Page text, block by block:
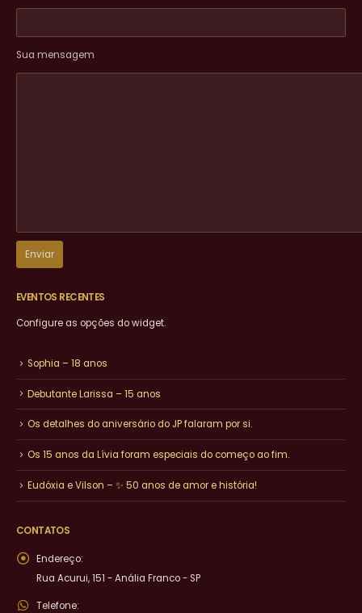
Sua mensagem
EVENTOS RECENTES
Configure as opções do widget.
Sophia – 18 anos
Debutante Larissa – 15 anos
Os detalhes do aniversário do JP falaram por si.
Os 15 anos da Lívia foram especiais do começo ao fim.
Eudóxia e Vilson – ✨ 50 anos de amor e história!
CONTATOS
Endereço:
Rua Acurui, 151 - Anália Franco - SP
Telefone: